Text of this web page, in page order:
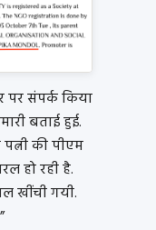
पर संपर्क किया
बताई हुई.
की पीएम
हो रही है.
खींची गयी.